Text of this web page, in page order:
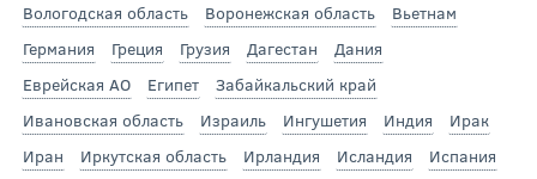
Вологодская область
Воронежская область
Вьетнам
Германия
Греция Грузия Дагестан
Дания
Еврейская АО
Египет
Забайкальский край
Ивановская область
Израиль Ингушетия Индия
Ирак
Иран
Иркутская область Ирландия Исландия
Испания